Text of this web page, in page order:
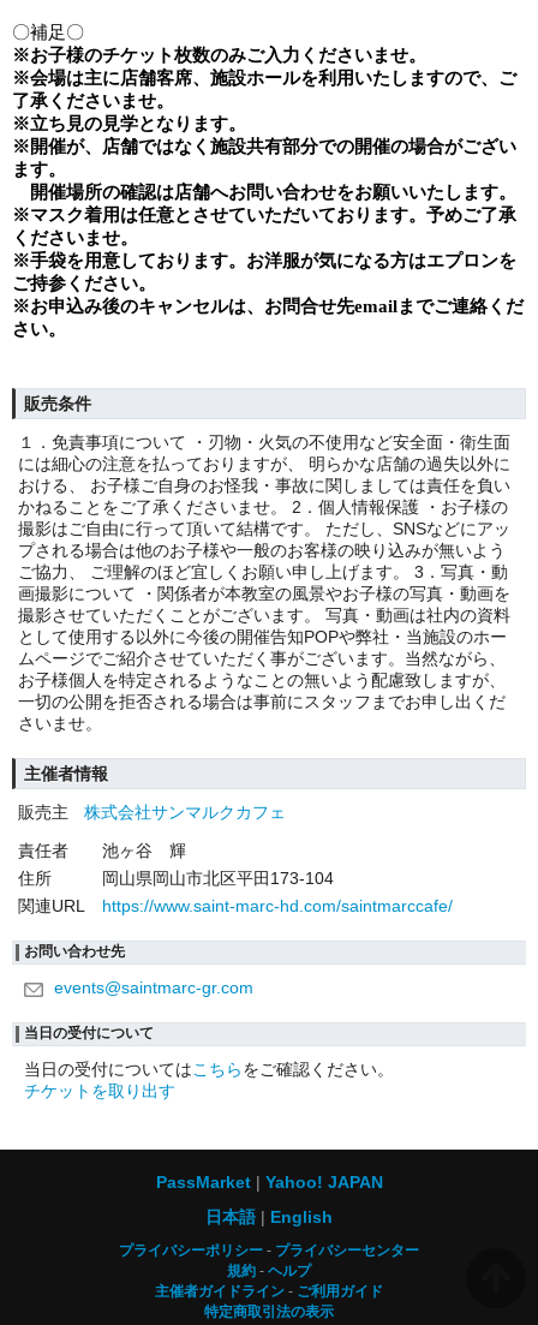
〇補足〇
※お子様のチケット枚数のみご入力くださいませ。
※会場は主に店舗客席、施設ホールを利用いたしますので、ご
了承くださいませ。
※立ち見の見学となります。
※開催が、店舗ではなく施設共有部分での開催の場合がござい
ます。
開催場所の確認は店舗へお問い合わせをお願いいたします。
※マスク着用は任意とさせていただいております。予めご了承
くださいませ。
※手袋を用意しております。お洋服が気になる方はエプロンを
ご持参ください。
※お申込み後のキャンセルは、お問合せ先emailまでご連絡くだ
さい。
販売条件
１．免責事項について ・刃物・火気の不使用など安全面・衛生面
には細心の注意を払っておりますが、 明らかな店舗の過失以外に
おける、 お子様ご自身のお怪我・事故に関しましては責任を負い
かねることをご了承くださいませ。 2．個人情報保護 ・お子様の
撮影はご自由に行って頂いて結構です。 ただし、SNSなどにアッ
プされる場合は他のお子様や一般のお客様の映り込みが無いよう
ご協力、 ご理解のほど宜しくお願い申し上げます。 3．写真・動
画撮影について ・関係者が本教室の風景やお子様の写真・動画を
撮影させていただくことがございます。 写真・動画は社内の資料
として使用する以外に今後の開催告知POPや弊社・当施設のホー
ムページでご紹介させていただく事がございます。当然ながら、
お子様個人を特定されるようなことの無いよう配慮致しますが、
一切の公開を拒否される場合は事前にスタッフまでお申し出くだ
さいませ。
主催者情報
販売主
株式会社サンマルクカフェ
責任者
池ヶ谷 輝
住所
岡山県岡山市北区平田173-104
関連URL
https://www.saint-marc-hd.com/saintmarccafe/
お問い合わせ先
events@saintmarc-gr.com
当日の受付について
当日の受付についてはこちらをご確認ください。
チケットを取り出す
PassMarket
Yahoo! JAPAN
日本語
English
プライバシーポリシー
プライバシーセンター
規約
ヘルプ
主催者ガイドライン
ご利用ガイド
特定商取引法の表示